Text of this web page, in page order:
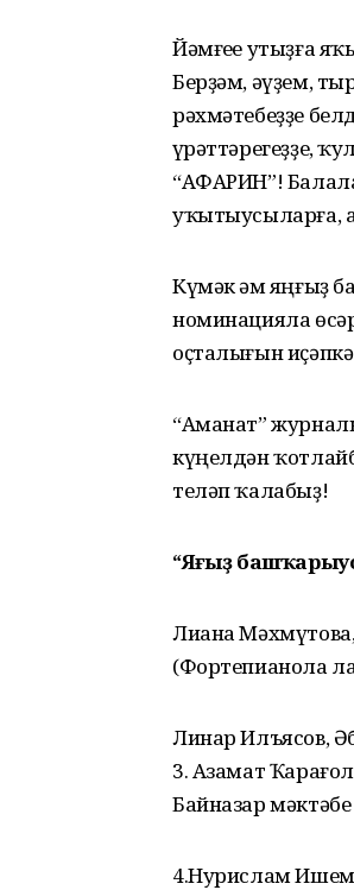
Йәмғеһе утыҙға
Берҙәм, әүҙем,
рәхмәтебеҙҙе
һүрәттәрегеҙҙе,
“АФАРИН”!
уҡытыусыларға,
Күмәк һәм яңғыҙ
номинацияла
оҫталығын
“Аманат”
күңелдән
теләп ҡалабыҙ!
“Яңғыҙ
Лиана
(Фортепианола
Линар Илъясов,
3. Азамат
Байназар
4.Нурислам